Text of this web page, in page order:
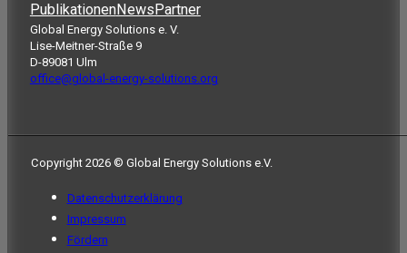
PublikationenNews Partner
Global Energy Solutions e. V.
Lise-Meitner-Straße 9
D-89081 Ulm
office@global-energy-solutions.org
Copyright 2026 © Global Energy Solutions e.V.
Datenschutzerklärung
Impressum
Fördern